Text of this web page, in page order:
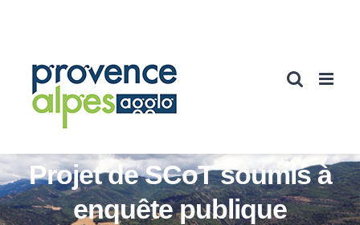
Projet de SCoT soumis à
enquête publique